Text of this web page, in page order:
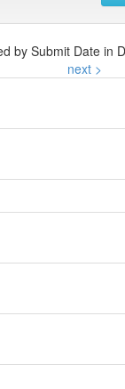
by Submit Date in
next >